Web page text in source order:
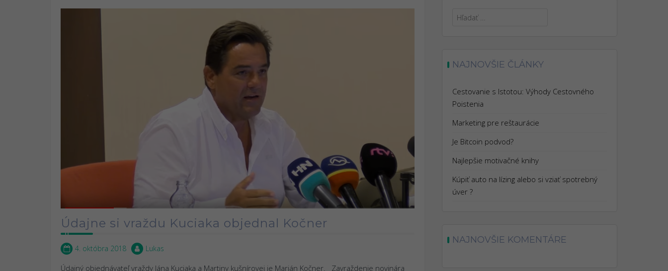
Údajne si vraždu Kuciaka objednal Kočner
4. októbra 2018 Lukas
Údajný objednávateľ vraždy Jána Kuciaka a Martiny kušnírovej je Marián Kočner. Zavraždenie novinára
Hľadať:
NAJNOVŠIE ČLÁNKY
Cestovanie s Istotou: Výhody Cestovného
Poistenia
Marketing pre reštaurácie
Je Bitcoin podvod?
Najlepšie motivačné knihy
Kúpiť auto na lízing alebo si vziať spotrebný
úver ?
NAJNOVŠIE KOMENTÁRE